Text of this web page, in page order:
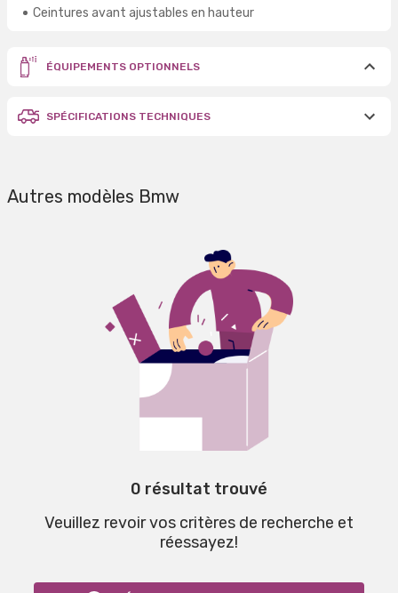
Ceintures avant ajustables en hauteur
ÉQUIPEMENTS OPTIONNELS
SPÉCIFICATIONS TECHNIQUES
Autres modèles Bmw
0 résultat trouvé
Veuillez revoir vos critères de recherche et
réessayez!